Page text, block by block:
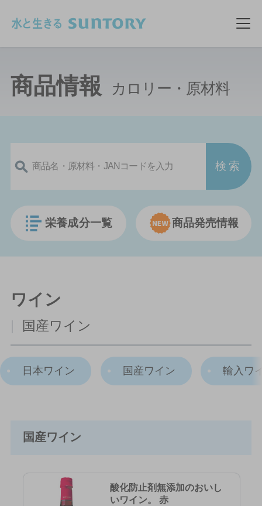
メ
商品情報 カロリー・原材料
栄養成分一覧 商品発売情報
ワイン
国産ワイン
日本ワイン 国産ワイン 輸入ワ
国産ワイン
酸化防止剤無添加のおいし
いワイン。 赤